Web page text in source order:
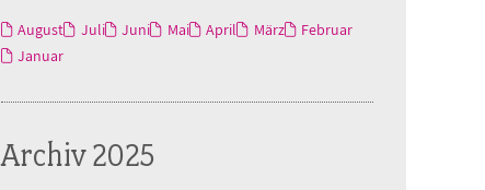
August Juli Juni Mai April März
Februar
Januar
Archiv 2025